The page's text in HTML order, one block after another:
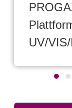
UV/